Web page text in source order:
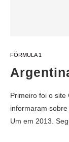
FÓRMULA 1
Primeiro foi o site
informaram
Um em 2013.